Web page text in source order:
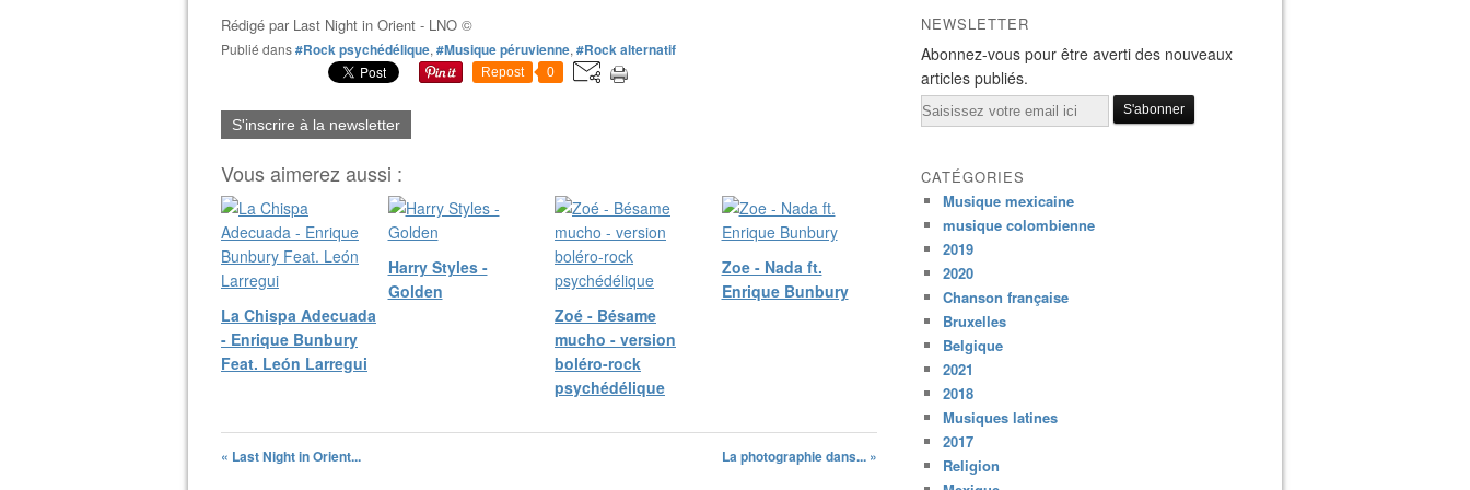
Rédigé par Last Night in Orient - LNO ©
Publié dans#Rock psychédélique, #Musique péruvienne, #Rock alternatif
Repost 0
S'inscrire à la newsletter
Vous aimerez aussi :
La Chispa Adecuada
- Enrique Bunbury
Feat. León Larregui
Harry Styles -
Golden
Zoé - Bésame
mucho - version
boléro-rock
psychédélique
Zoe - Nada ft.
Enrique Bunbury
« Last Night in Orient... La photographie dans... »
NEWSLETTER
Abonnez-vous pour être averti des nouveaux
articles publiés.
Email
CATÉGORIES
Musique mexicaine
musique colombienne
2019
2020
Chanson française
Bruxelles
Belgique
2021
2018
Musiques latines
2017
Religion